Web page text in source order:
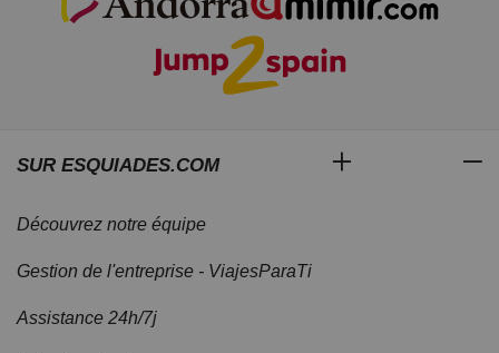
SUR ESQUIADES.COM
Découvrez notre équipe
Gestion de l'entreprise - ViajesParaTi
Assistance 24h/7j